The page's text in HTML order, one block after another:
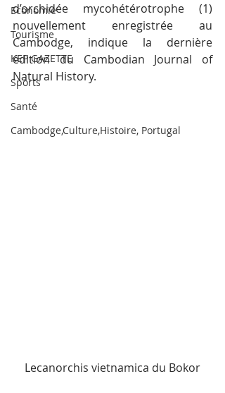
Economie
Tourisme
KEP GAZETTE
Sports
Santé
Cambodge,Culture,Histoire, Portugal
d’orchidée mycohétérotrophe (1)
nouvellement enregistrée au
Cambodge, indique la dernière
édition du Cambodian Journal of
Natural History.
Lecanorchis vietnamica du Bokor